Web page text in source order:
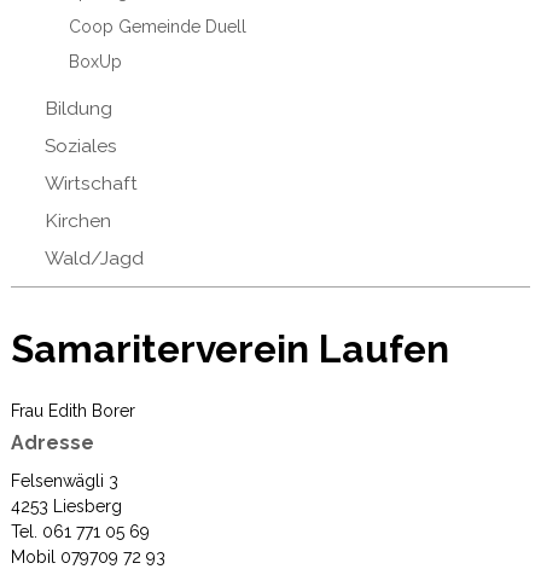
Coop Gemeinde Duell
BoxUp
Bildung
Soziales
Wirtschaft
Kirchen
Wald/Jagd
Samariterverein Laufen
Frau Edith Borer
Adresse
Felsenwägli 3
4253 Liesberg
Tel. 061 771 05 69
Mobil 079709 72 93